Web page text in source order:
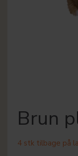
Brun
4 stk tilbage på